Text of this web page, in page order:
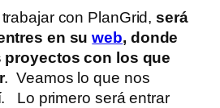
con PlanGrid,será
en suweb, donde
con los que
. Veamos lo que nos
Lo primero será entrar